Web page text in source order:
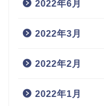
2022年6月
2022年3月
2022年2月
2022年1月